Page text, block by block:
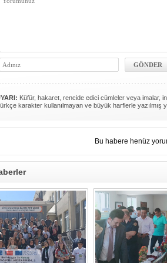
Küfür, hakaret, rencide edici cümleler veya imalar,
karakter kullanılmayan ve büyük harflerle yazılmış
Bu habere henüz